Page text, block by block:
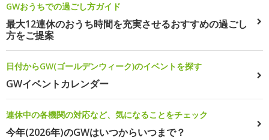
GWおうちでの過ごし方ガイド
最大12連休のおうち時間を充実させるおすすめの過ごし
方をご提案
日付からGW(ゴールデンウィーク)のイベントを探す
GWイベントカレンダー
連休中の各機関の対応など、気になることをチェック
今年(2026年)のGWはいつからいつまで？